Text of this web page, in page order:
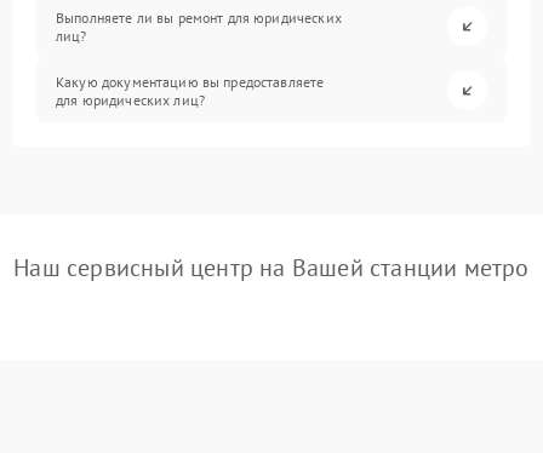
Выполняете ли вы ремонт для юридических
лиц?
Какую документацию вы предоставляете
для юридических лиц?
Наш сервисный центр на Вашей станции метро